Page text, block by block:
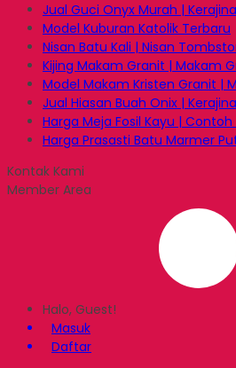
Jual Guci Onyx Murah |
Model Kuburan Katolik Terbaru
Nisan Batu Kali | Nisan
Kijing Makam Granit | Makam
Model Makam Kristen Granit |
Jual Hiasan Buah Onix |
Harga Meja Fosil Kayu | Contoh
Harga Prasasti Batu Marmer
Kontak Kami
Member Area
Halo, Guest!
Masuk
Daftar